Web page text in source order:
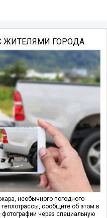
ЖИТЕЛЯМИ ГОРОДА
необычного погодного
сообщите об этом в
через специальную